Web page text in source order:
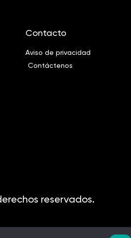
Contacto
Aviso de privacidad
Contáctenos
reservados.